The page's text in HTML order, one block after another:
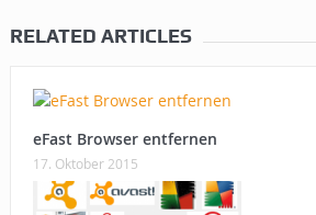
RELATED ARTICLES
eFast Browser entfernen
17. Oktober 2015